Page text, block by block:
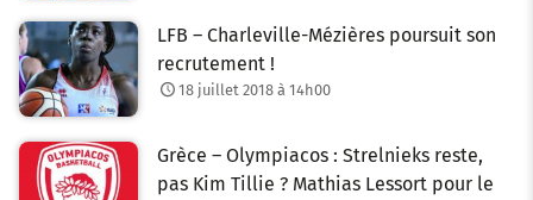
LFB – Charleville-Mézières poursuit son
recrutement !
18 juillet 2018 à 14h00
Grèce – Olympiacos : Strelnieks reste,
pas Kim Tillie ? Mathias Lessort pour le